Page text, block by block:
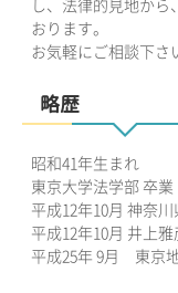
おります。
お気軽にご相談下さ
略歴
昭和41年生まれ
東京大学法学部 卒業
平成12年10月 神奈
平成12年10月 井上
平成25年 9月 東京